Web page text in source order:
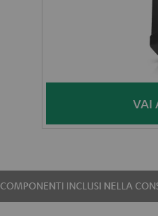
VAI
COMPONENTI INCLUSI NELLA